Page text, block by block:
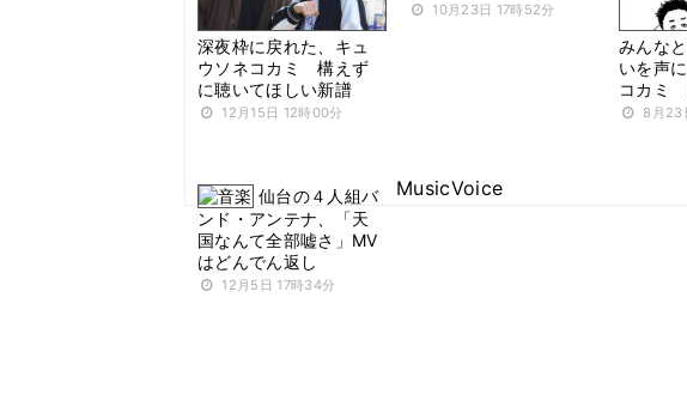
深夜枠に戻れた、キュ
ウソネコカミ 構えず
に聴いてほしい新譜
12月15日 12時00分
10月23日 17時52分
みんな
いを声
コカミ
8月23
仙台の４人組バ
ンド・アンテナ、「天
国なんて全部嘘さ」MV
はどんでん返し
12月5日 17時34分
MusicVoice